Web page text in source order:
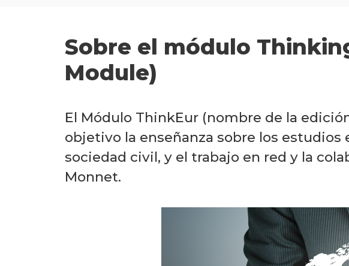
Sobre el módulo
Module)
El Módulo ThinkEur (nombre de la
objetivo la enseñanza sobre los
sociedad civil, y el trabajo en red y la
Monnet.